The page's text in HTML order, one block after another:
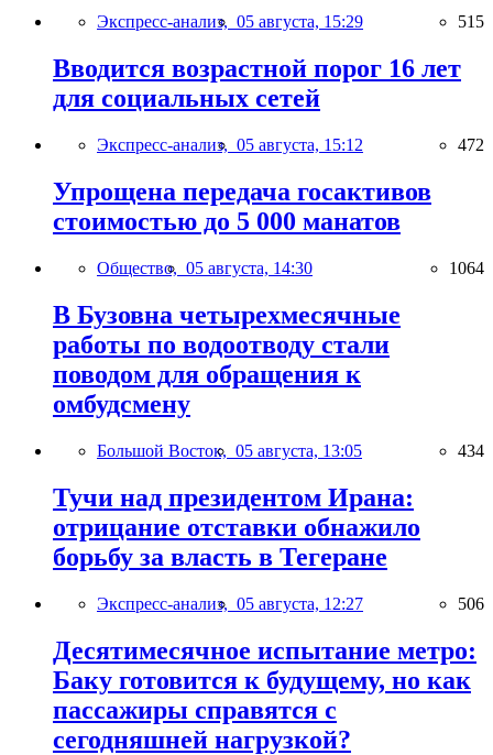
Экспресс-анализ, 05 августа, 15:29 515
Вводится возрастной порог 16 лет
для социальных сетей
Экспресс-анализ, 05 августа, 15:12 472
Упрощена передача госактивов
стоимостью до 5 000 манатов
Общество, 05 августа, 14:30 1064
В Бузовна четырехмесячные
работы по водоотводу стали
поводом для обращения к
омбудсмену
Большой Восток, 05 августа, 13:05 434
Тучи над президентом Ирана:
отрицание отставки обнажило
борьбу за власть в Тегеране
Экспресс-анализ, 05 августа, 12:27 506
Десятимесячное испытание метро:
Баку готовится к будущему, но как
пассажиры справятся с
сегодняшней нагрузкой?